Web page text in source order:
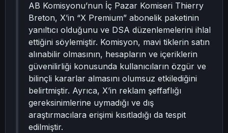
AB Komisyonu’nun İç Pazar Komiseri Thierry
Breton, X’in “X Premium” abonelik paketinin
yanıltıcı olduğunu ve DSA düzenlemelerini ihlal
ettiğini söylemiştir. Komisyon, mavi tiklerin satın
alınabilir olmasının, hesapların ve içeriklerin
güvenilirliği konusunda kullanıcıların özgür ve
bilinçli kararlar almasını olumsuz etkilediğini
belirtmiştir. Ayrıca, X’in reklam şeffaflığı
gereksinimlerine uymadığı ve dış
araştırmacılara erişimi kısıtladığı da tespit
edilmiştir.